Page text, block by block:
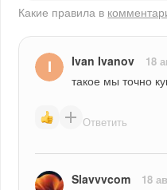
Какие правила в
Ivan Ivanov 18
такое мы точно
Ответить
Slavvvcom 18